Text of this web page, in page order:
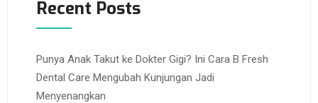
Recent Posts
Punya Anak Takut ke Dokter Gigi? Ini Cara B Fresh
Dental Care Mengubah Kunjungan Jadi
Menyenangkan